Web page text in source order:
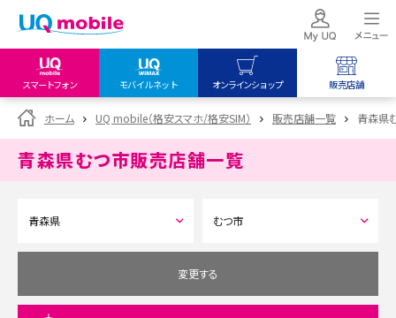
スマートフォン モバイルネット オンラインショップ 販売店舗
my UQ WiMAX
UQ WiMAX ご契約の方
My UQ mobile
データチャージサイト
UQ mobile
オンラインショップ
UQ WiMAX
UQ mobile
販売店舗
UQ WiMAX
ホーム UQ mobile（格安スマホ/格安SIM） 販売店舗一覧 青森県
青森県むつ市販売店舗一覧
変更する